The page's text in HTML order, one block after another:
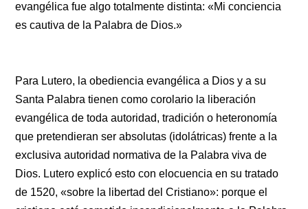
evangélica fue algo totalmente distinta: «Mi conciencia
es cautiva de la Palabra de Dios.»
Para Lutero, la obediencia evangélica a Dios y a su
Santa Palabra tienen como corolario la liberación
evangélica de toda autoridad, tradición o heteronomía
que pretendieran ser absolutas (idolátricas) frente a la
exclusiva autoridad normativa de la Palabra viva de
Dios. Lutero explicó esto con elocuencia en su tratado
de 1520, «sobre la libertad del Cristiano»: porque el